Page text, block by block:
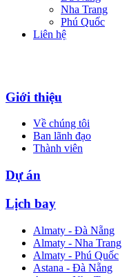
Nha Trang
Phú Quốc
Liên hệ
Giới thiệu
Về chúng tôi
Ban lãnh đạo
Thành viên
Dự án
Lịch bay
Almaty - Đà Nẵng
Almaty - Nha Trang
Almaty - Phú Quốc
Astana - Đà Nẵng